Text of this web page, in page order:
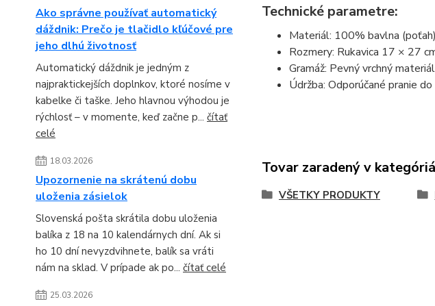
Ako správne používať automatický
dáždnik: Prečo je tlačidlo kľúčové pre
jeho dlhú životnosť
Automatický dáždnik je jedným z
najpraktickejších doplnkov, ktoré nosíme v
kabelke či taške. Jeho hlavnou výhodou je
rýchlosť – v momente, keď začne p... čítať
celé
18.03.2026
Upozornenie na skrátenú dobu
uloženia zásielok
Slovenská pošta skrátila dobu uloženia
balíka z 18 na 10 kalendárnych dní. Ak si
ho 10 dní nevyzdvihnete, balík sa vráti
nám na sklad. V prípade ak po... čítať celé
25.03.2026
Technické parametre:
Materiál: 100% bavlna
Rozmery: Rukavica 17 × 27
Gramáž: Pevný vrchný
Údržba: Odporúčané pranie do
Tovar zaradený v
VŠETKY PRODUKTY